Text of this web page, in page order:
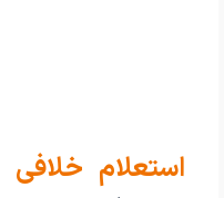
استعلام خلافی